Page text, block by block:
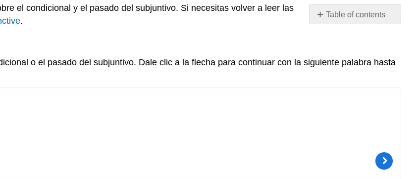
Table of contents
y
Actividad 3
Actividad 4
el condicional y el pasado del subjuntivo. Si necesitas volver a leer las
.
o el pasado del subjuntivo. Dale clic a la flecha para continuar con la siguiente palabra hasta